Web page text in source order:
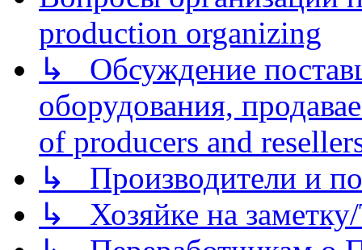
production organizing
↳ Обсуждение
оборудования,
of producers and
↳ Производители и
↳ Хозяйке на